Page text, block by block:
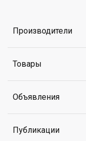
Производители
Товары
Объявления
Публикации